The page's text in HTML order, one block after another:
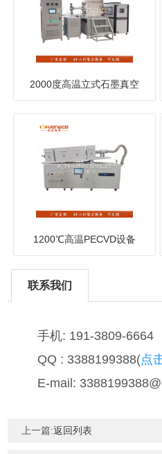
2000度高温立式石墨真空
1200℃高温PECVD设备
联系我们
手机: 191-3809-6664
QQ : 3388199388(点
E-mail:
上一篇:返回列表